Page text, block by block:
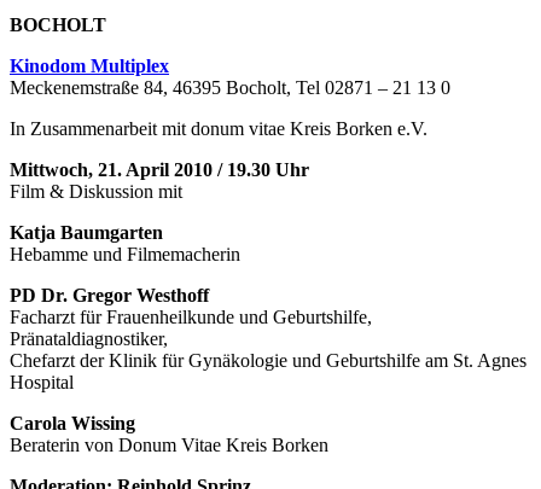
BOCHOLT
Kinodom Multiplex
Meckenemstraße 84, 46395 Bocholt, Tel 02871 – 21 13 0
In Zusammenarbeit mit donum vitae Kreis Borken e.V.
Mittwoch, 21. April 2010 / 19.30 Uhr
Film & Diskussion mit
Katja Baumgarten
Hebamme und Filmemacherin
PD Dr. Gregor Westhoff
Facharzt für Frauenheilkunde und Geburtshilfe,
Pränataldiagnostiker,
Chefarzt der Klinik für Gynäkologie und Geburtshilfe am St. Agnes
Hospital
Carola Wissing
Beraterin von Donum Vitae Kreis Borken